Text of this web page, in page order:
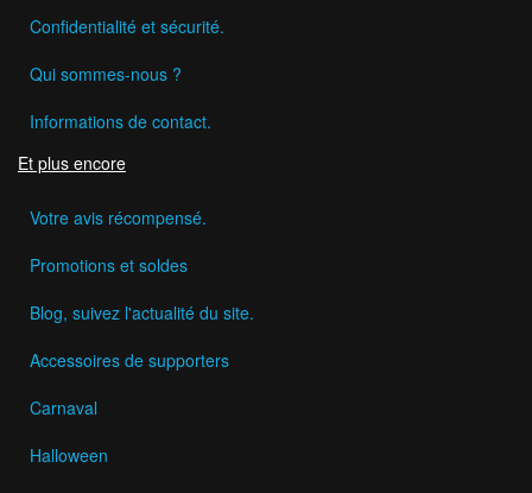
Confidentialité et sécurité.
Qui sommes-nous ?
Informations de contact.
Et plus encore
Votre avis récompensé.
Promotions et soldes
Blog, suivez l'actualité du site.
Accessoires de supporters
Carnaval
Halloween